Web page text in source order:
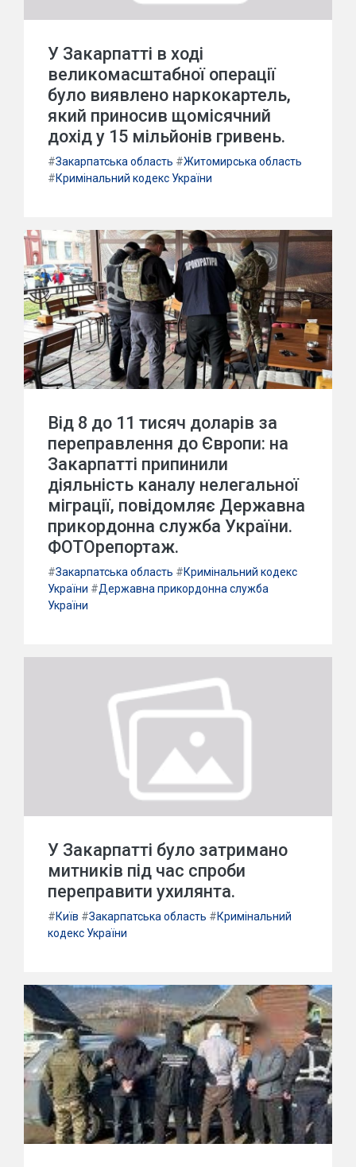
У Закарпатті в ході
великомасштабної операції
було виявлено наркокартель,
який приносив щомісячний
дохід у 15 мільйонів гривень.
#Закарпатська область #Житомирська область
#Кримінальний кодекс України
Від 8 до 11 тисяч доларів за
переправлення до Європи: на
Закарпатті припинили
діяльність каналу нелегальної
міграції, повідомляє Державна
прикордонна служба України.
ФОТОрепортаж.
#Закарпатська область #Кримінальний кодекс
України #Державна прикордонна служба
України
У Закарпатті було затримано
митників під час спроби
переправити ухилянта.
#Київ #Закарпатська область #Кримінальний
кодекс України